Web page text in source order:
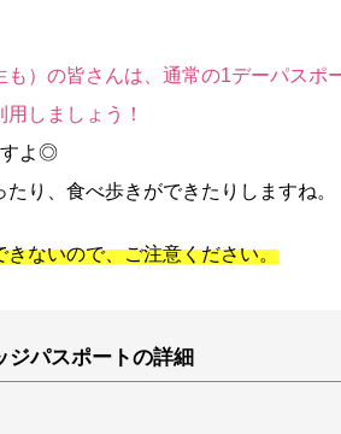
）の皆さんは、通常の1デーパスポ
用しましょう！
すよ◎
り、食べ歩きができたりしますね。
ないので、ご注意ください。
ジパスポートの詳細